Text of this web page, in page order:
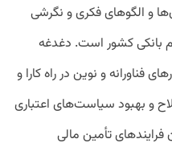
و الگوهای فکری و نگرشی
بانکی کشور است. دغدغه
فناورانه و نوین در راه کارا و
و بهبود سیاست‌های اعتباری
تأمین مالی